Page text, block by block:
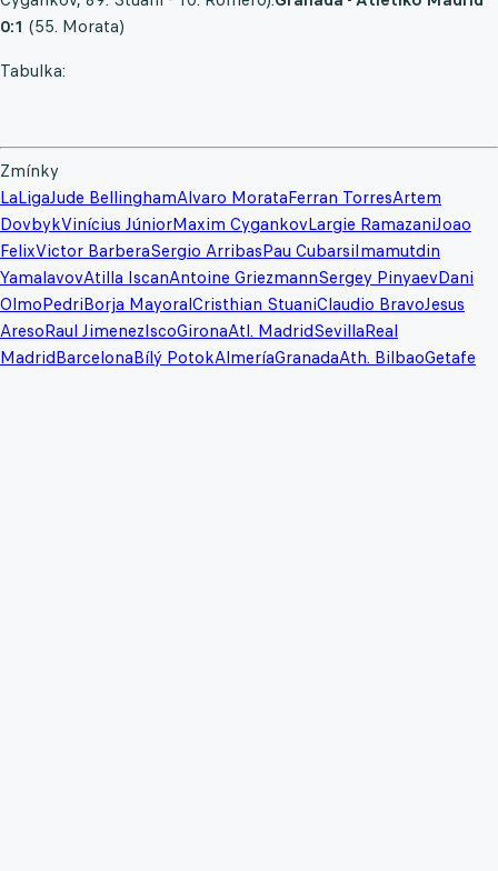
0:1 (55. Morata)
Tabulka:
Zmínky
LaLigaJude BellinghamAlvaro MorataFerran TorresArtem
DovbykVinícius JúniorMaxim CygankovLargie RamazaniJoao
FelixVictor BarberaSergio ArribasPau CubarsiImamutdin
YamalavovAtilla IscanAntoine GriezmannSergey PinyaevDani
OlmoPedriBorja MayoralCristhian StuaniClaudio BravoJesus
AresoRaul JimenezIscoGironaAtl. MadridSevillaReal
MadridBarcelonaBílý PotokAlmeríaGranadaAth. BilbaoGetafe